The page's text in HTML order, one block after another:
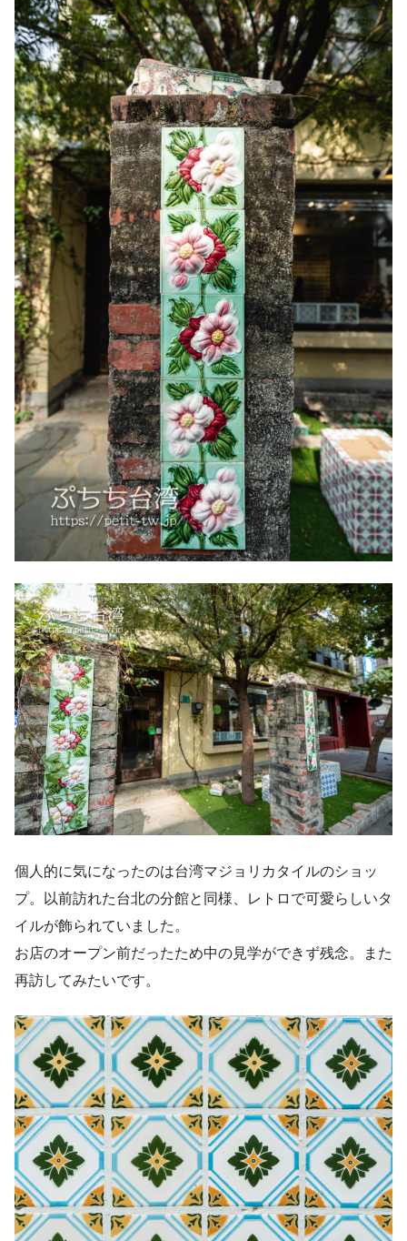
個人的に気になったのは台湾マジョリカタイルのショッ
プ。以前訪れた台北の分館と同様、レトロで可愛らしいタ
イルが飾られていました。
お店のオープン前だったため中の見学ができず残念。また
再訪してみたいです。